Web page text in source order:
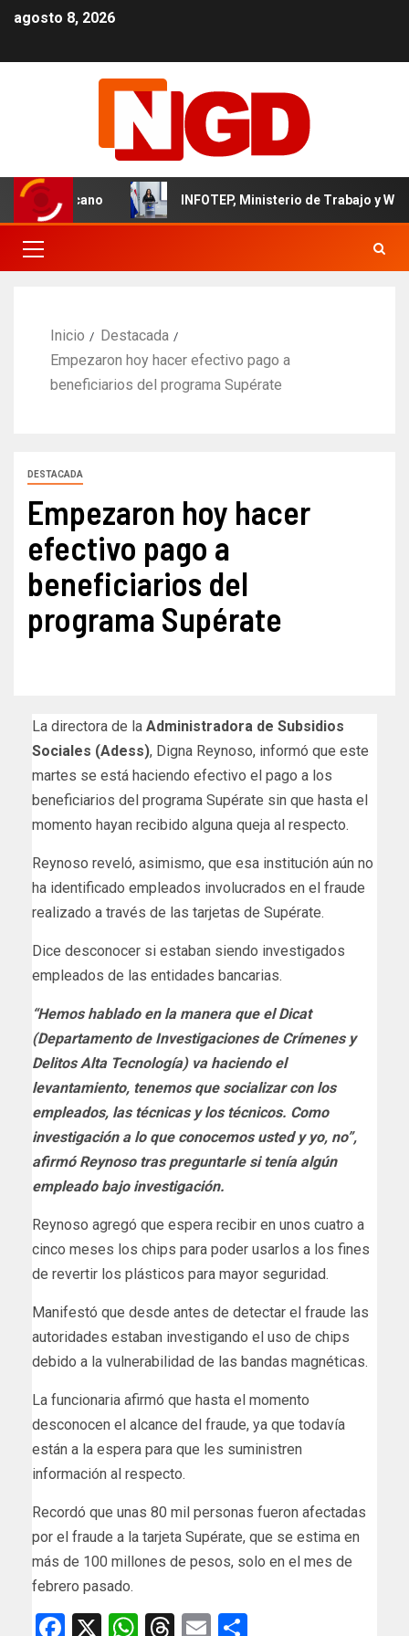
agosto 8, 2026
INFOTEP, Ministerio de Trabajo y World
Inicio
Destacada
Empezaron hoy hacer efectivo pago a
beneficiarios del programa Supérate
DESTACADA
Empezaron hoy hacer
efectivo pago a
beneficiarios del
programa Supérate
La directora de la Administradora de Subsidios
Sociales (Adess), Digna Reynoso, informó que este
martes se está haciendo efectivo el pago a los
beneficiarios del programa Supérate sin que hasta el
momento hayan recibido alguna queja al respecto.
Reynoso reveló, asimismo, que esa institución aún no
ha identificado empleados involucrados en el fraude
realizado a través de las tarjetas de Supérate.
Dice desconocer si estaban siendo investigados
empleados de las entidades bancarias.
“Hemos hablado en la manera que el Dicat
(Departamento de Investigaciones de Crímenes y
Delitos Alta Tecnología) va haciendo el
levantamiento, tenemos que socializar con los
empleados, las técnicas y los técnicos. Como
investigación a lo que conocemos usted y yo, no”,
afirmó Reynoso tras preguntarle si tenía algún
empleado bajo investigación.
Reynoso agregó que espera recibir en unos cuatro a
cinco meses los chips para poder usarlos a los fines
de revertir los plásticos para mayor seguridad.
Manifestó que desde antes de detectar el fraude las
autoridades estaban investigando el uso de chips
debido a la vulnerabilidad de las bandas magnéticas.
La funcionaria afirmó que hasta el momento
desconocen el alcance del fraude, ya que todavía
están a la espera para que les suministren
información al respecto.
Recordó que unas 80 mil personas fueron afectadas
por el fraude a la tarjeta Supérate, que se estima en
más de 100 millones de pesos, solo en el mes de
febrero pasado.
Facebook
X WhatsApp
Threads
Email